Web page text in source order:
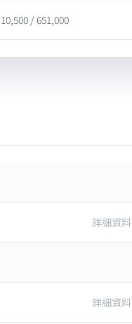
10,500 / 651,000
詳細資料
詳細資料